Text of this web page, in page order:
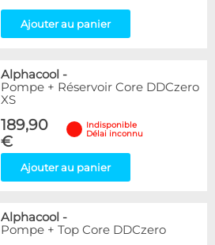
Ajouter au panier
Alphacool -
Pompe + Réservoir Core DDCzero
XS
189,90
€
Indisponible
Délai inconnu
Ajouter au panier
Alphacool -
Pompe + Top Core DDCzero